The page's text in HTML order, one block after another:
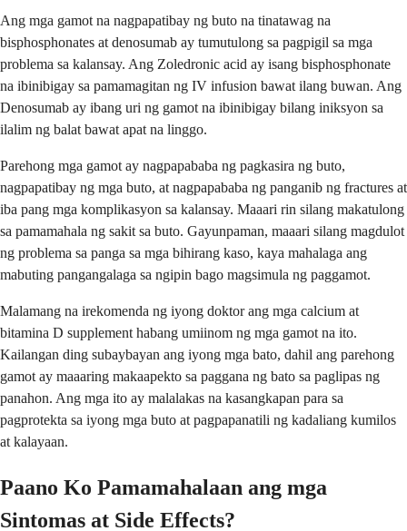
Ang mga gamot na nagpapatibay ng buto na tinatawag na
bisphosphonates at denosumab ay tumutulong sa pagpigil sa mga
problema sa kalansay. Ang Zoledronic acid ay isang bisphosphonate
na ibinibigay sa pamamagitan ng IV infusion bawat ilang buwan. Ang
Denosumab ay ibang uri ng gamot na ibinibigay bilang iniksyon sa
ilalim ng balat bawat apat na linggo.
Parehong mga gamot ay nagpapababa ng pagkasira ng buto,
nagpapatibay ng mga buto, at nagpapababa ng panganib ng fractures at
iba pang mga komplikasyon sa kalansay. Maaari rin silang makatulong
sa pamamahala ng sakit sa buto. Gayunpaman, maaari silang magdulot
ng problema sa panga sa mga bihirang kaso, kaya mahalaga ang
mabuting pangangalaga sa ngipin bago magsimula ng paggamot.
Malamang na irekomenda ng iyong doktor ang mga calcium at
bitamina D supplement habang umiinom ng mga gamot na ito.
Kailangan ding subaybayan ang iyong mga bato, dahil ang parehong
gamot ay maaaring makaapekto sa paggana ng bato sa paglipas ng
panahon. Ang mga ito ay malalakas na kasangkapan para sa
pagprotekta sa iyong mga buto at pagpapanatili ng kadaliang kumilos
at kalayaan.
Paano Ko Pamamahalaan ang mga
Sintomas at Side Effects?